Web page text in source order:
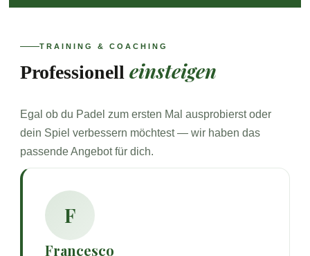
TRAINING & COACHING
Professionelleinsteigen
Egal ob du Padel zum ersten Mal ausprobierst oder
dein Spiel verbessern möchtest — wir haben das
passende Angebot für dich.
F
Francesco